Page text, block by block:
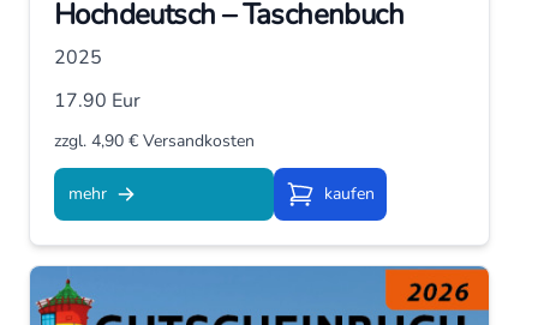
Hochdeutsch – Taschenbuch
2025
17.90 Eur
zzgl. 4,90 € Versandkosten
mehr Kaufenkaufen